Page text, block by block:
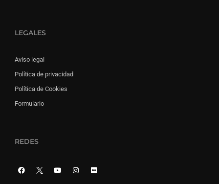
LEGALES
Aviso legal
Política de privacidad
Política de Cookies
Formulario
REDES